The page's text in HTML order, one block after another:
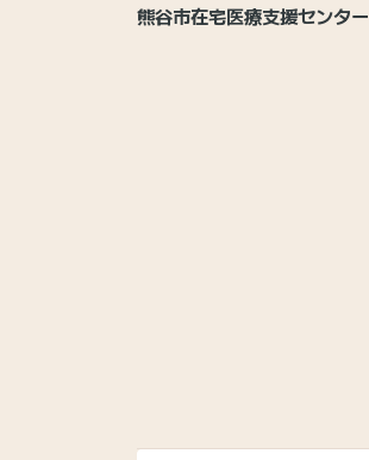
熊谷市在宅医療支援センター